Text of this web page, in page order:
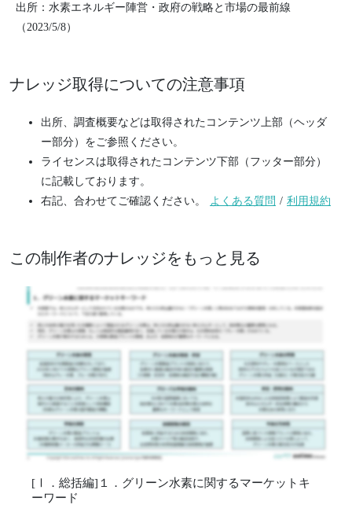
出所：水素エネルギー陣営・政府の戦略と市場の最前線
（2023/5/8）
ナレッジ取得についての注意事項
出所、調査概要などは取得されたコンテンツ上部（ヘッダ
ー部分）をご参照ください。
ライセンスは取得されたコンテンツ下部（フッター部分）
に記載しております。
右記、合わせてご確認ください。
よくある質問 / 利用規約
この制作者のナレッジをもっと見る
[Ⅰ．総括編]１．グリーン水素に関するマーケットキ
ーワード